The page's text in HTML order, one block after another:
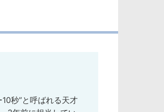
秒”と呼ばれる天才